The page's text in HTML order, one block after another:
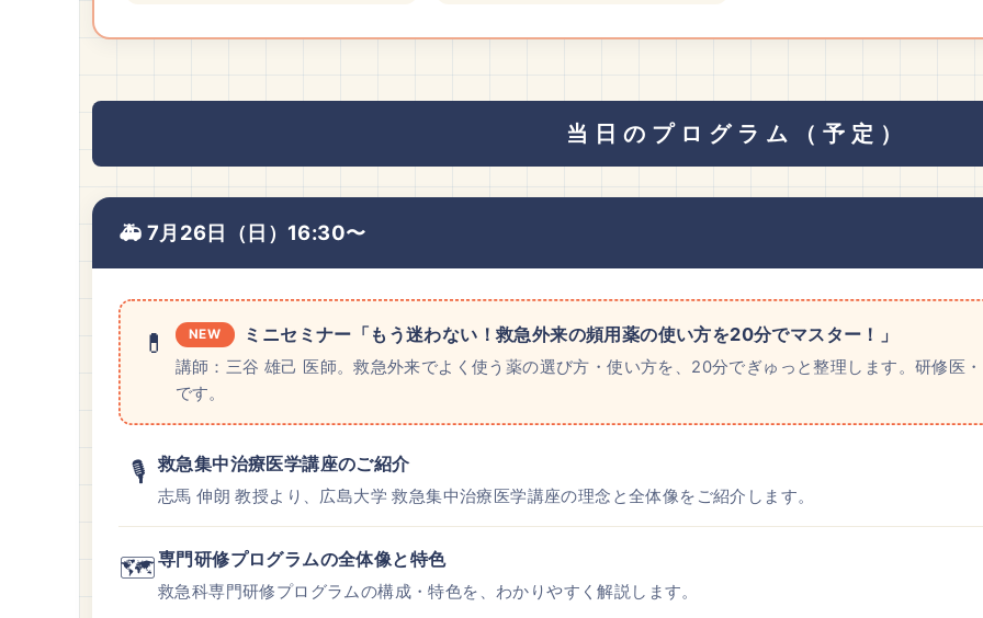
当日のプログラム（予定）
🚑 7月26日（日）16:30〜
💊 NEW ミニセミナー「もう迷わない！救急外来の頻用薬の使い方を20分でマスター！」
講師：三谷 雄己 医師。救急外来でよく使う薬の選び方・使い方を、20分でぎゅっと整理します。研修医
です。
🎙️ 救急集中治療医学講座のご紹介
志馬 伸朗 教授より、広島大学 救急集中治療医学講座の理念と全体像をご紹介します。
🗺️専門研修プログラムの全体像と特色
救急科専門研修プログラムの構成・特色を、わかりやすく解説します。